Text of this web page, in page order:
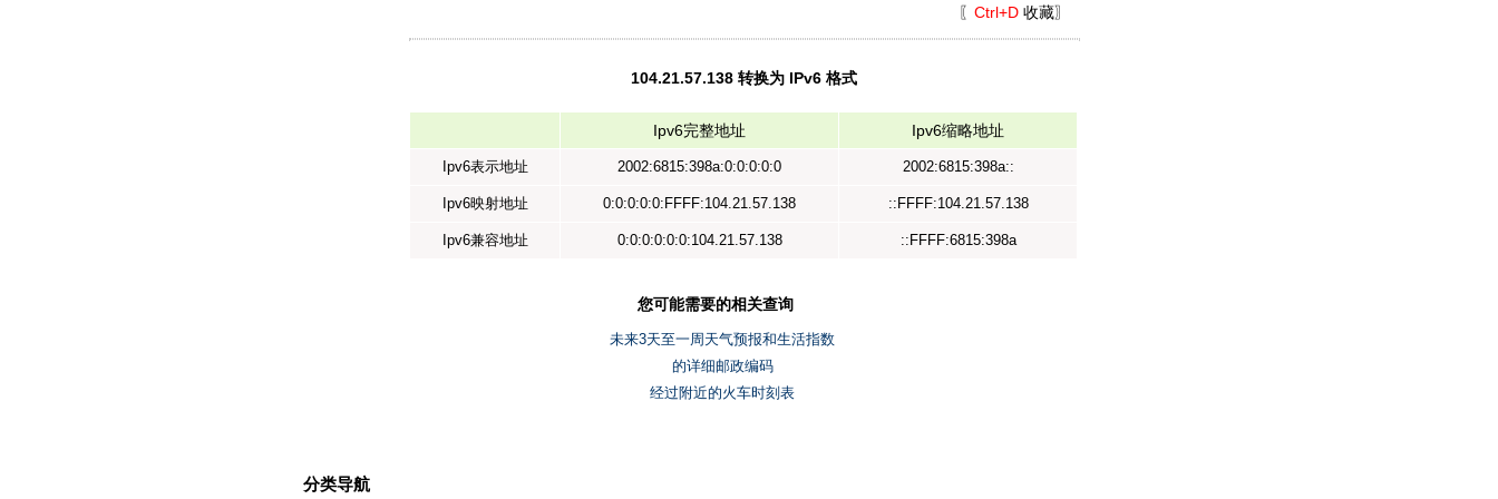
〖 Ctrl+D 收藏〗
104.21.57.138 转换为 IPv6 格式
Ipv6完整地址 Ipv6缩略地址
Ipv6表示地址 2002:6815:398a:0:0:0:0:0 2002:6815:398a::
Ipv6映射地址 0:0:0:0:0:FFFF:104.21.57.138 ::FFFF:104.21.57.138
Ipv6兼容地址 0:0:0:0:0:0:104.21.57.138 ::FFFF:6815:398a
您可能需要的相关查询
未来3天至一周天气预报和生活指数
的详细邮政编码
经过附近的火车时刻表
分类导航